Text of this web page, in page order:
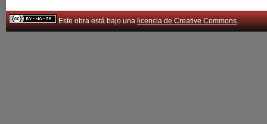
Este obra está bajo unalicencia de Creative Commons.